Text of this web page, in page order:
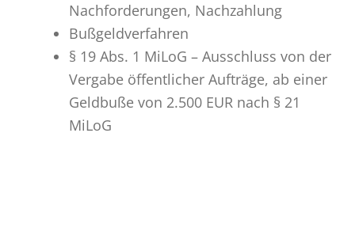
Nachforderungen, Nachzahlung
Bußgeldverfahren
§ 19 Abs. 1 MiLoG – Ausschluss von der
Vergabe öffentlicher Aufträge, ab einer
Geldbuße von 2.500 EUR nach § 21
MiLoG